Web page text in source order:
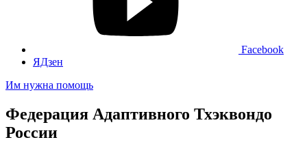
Facebook
ЯДзен
Им нужна помощь
Федерация Адаптивного Тхэквондо
России